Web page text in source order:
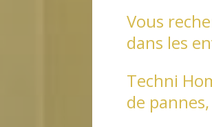
Vous
dans les
Techni
de